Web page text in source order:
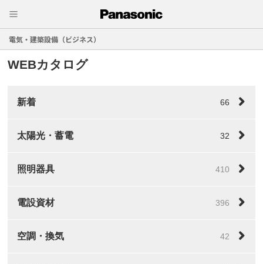
電気・建築設備（ビジネス）
WEBカタログ
新着 66
太陽光・蓄電 32
照明器具 410
電設資材 396
空調・換気 42